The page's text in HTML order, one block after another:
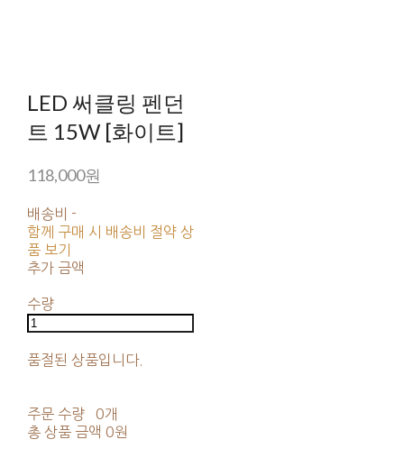
LED 써클링 펜던
트 15W [화이트]
118,000원
배송비 -
함께 구매 시 배송비 절약 상
품 보기
추가 금액
수량
품절된 상품입니다.
주문 수량
0개
총 상품 금액 0원